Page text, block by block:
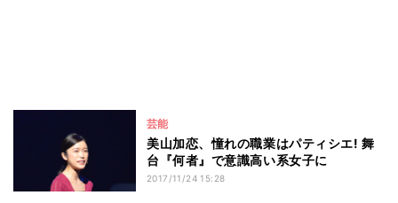
芸能
美山加恋、憧れの職業はパティシエ! 舞
台『何者』で意識高い系女子に
2017/11/24 15:28